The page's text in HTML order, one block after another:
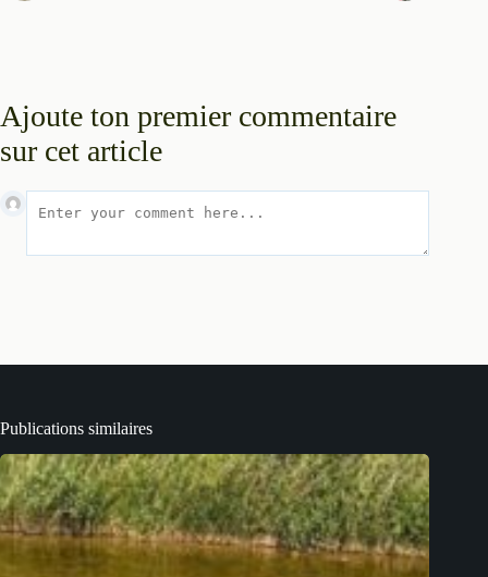
Ajoute ton premier commentaire
sur cet article
Publications similaires